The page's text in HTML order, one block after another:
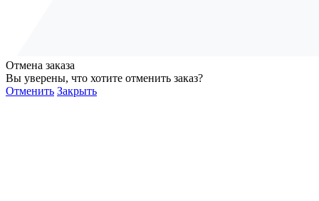
Отмена заказа
Вы уверены, что хотите отменить заказ?
Отменить Закрыть